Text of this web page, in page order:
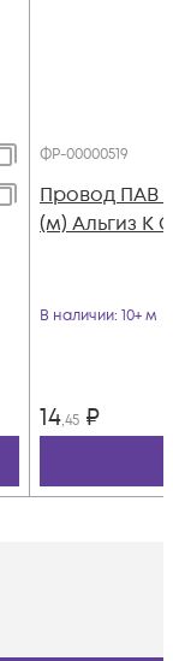
ФР-00000519
Провод ПАВ
(м) Альгиз К
В наличии: 10+ м
14,45 ₽